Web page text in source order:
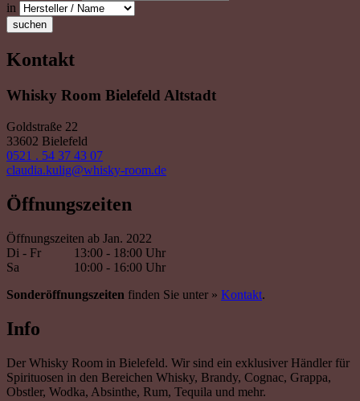
in
suchen
Kontakt
Whisky Room Bielefeld Altstadt
Goldstraße 22
33602 Bielefeld
0521 . 54 37 43 07
claudia.kulig@whisky-room.de
Öffnungszeiten
Öffnungszeiten ab Jan. 2022
Di - Fr
13:00 - 18:00 Uhr
Sa
10:00 - 16:00 Uhr
Sonderöffnungszeiten finden Sie unter » Kontakt.
Info
Der Whisky Room in Bielefeld. Wir sind ein exklusiver Händler für
Spirituosen in den Bereichen Whisky, Brandy, Cognac, Grappa,
Obstler, Wodka, Absinthe, Rum, Tequila und mehr.